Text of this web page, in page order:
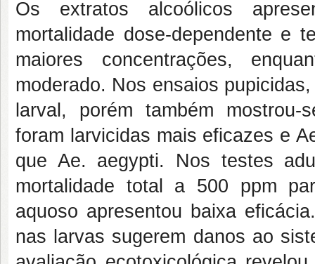
Os extratos alcoólicos
mortalidade dose-dependente e
maiores concentrações,
moderado. Nos ensaios
larval, porém também
foram larvicidas mais eficazes e
que Ae. aegypti. Nos testes
mortalidade total a 500 ppm
aquoso apresentou baixa
nas larvas sugerem danos ao